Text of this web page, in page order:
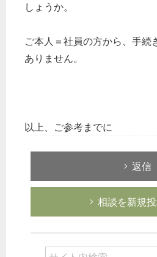
しょうか。
ご本人＝社員の方から、手続
ありません。
以上、ご参考までに
返信
相談を新規